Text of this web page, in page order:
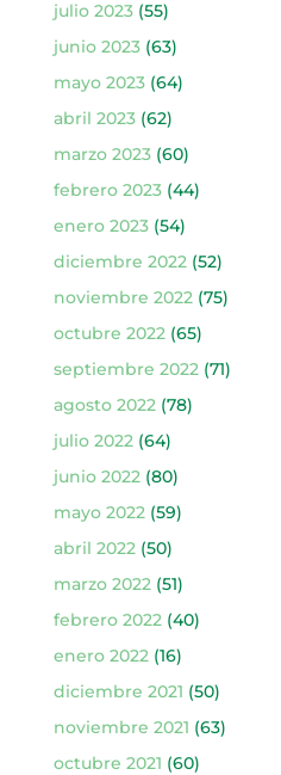
julio 2023(55)
junio 2023(63)
mayo 2023(64)
abril 2023(62)
marzo 2023(60)
febrero 2023(44)
enero 2023(54)
diciembre 2022(52)
noviembre 2022(75)
octubre 2022(65)
septiembre 2022(71)
agosto 2022(78)
julio 2022(64)
junio 2022(80)
mayo 2022(59)
abril 2022(50)
marzo 2022(51)
febrero 2022(40)
enero 2022(16)
diciembre 2021 (50)
noviembre 2021 (63)
octubre 2021 (60)